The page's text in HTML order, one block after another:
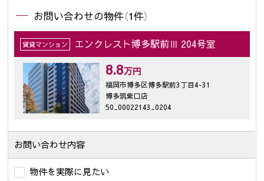
お問い合わせの物件（1件）
賃貸マンション エンクレスト博多駅前Ⅲ 204号室
8.8万円
福岡市博多区博多駅前3丁目4-31
博多筑紫口店
50_00022143_0204
お問い合わせ内容
物件を実際に見たい